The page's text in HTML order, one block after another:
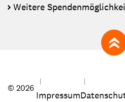
Weitere
© 2026
Impressum